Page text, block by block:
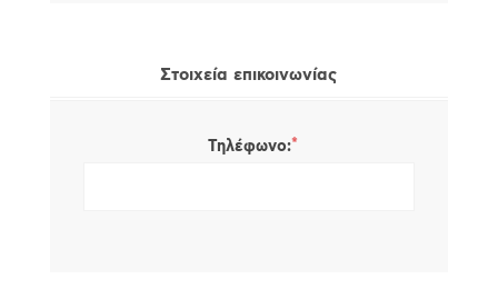
Στοιχεία επικοινωνίας
Τηλέφωνο:*